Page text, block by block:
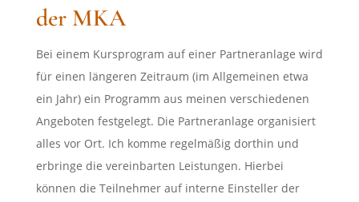
der MKA
Bei einem Kursprogram auf einer Partneranlage wird
für einen längeren Zeitraum (im Allgemeinen etwa
ein Jahr) ein Programm aus meinen verschiedenen
Angeboten festgelegt. Die Partneranlage organisiert
alles vor Ort. Ich komme regelmäßig dorthin und
erbringe die vereinbarten Leistungen. Hierbei
können die Teilnehmer auf interne Einsteller der